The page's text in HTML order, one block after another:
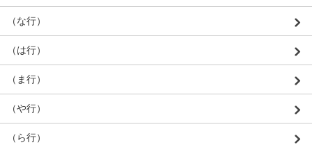
（な行）
（は行）
（ま行）
（や行）
（ら行）